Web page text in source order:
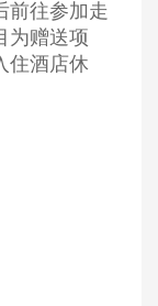
前往参加走
为赠送项
住酒店休